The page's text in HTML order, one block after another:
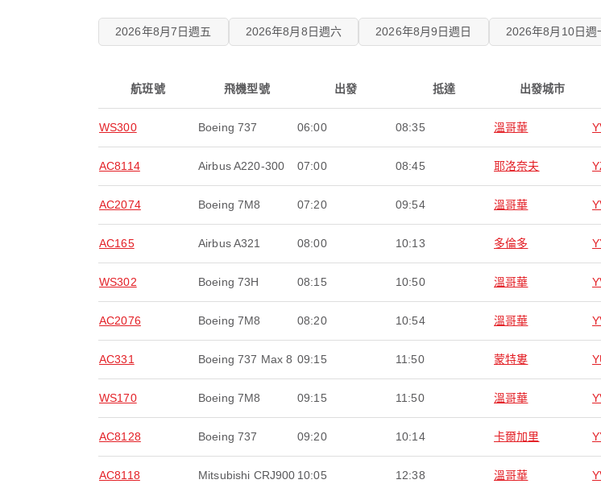
2026年8月7日週五 2026年8月8日週六 2026年8月9日週日 2026年8月10日週
航班號 飛機型號 出發 抵達 出發城市
WS300 Boeing 737 06:00 08:35 溫哥華
AC8114 Airbus A220-300 07:00 08:45 耶洛奈夫
AC2074 Boeing 7M8 07:20 09:54 溫哥華
AC165 Airbus A321 08:00 10:13 多倫多
WS302 Boeing 73H 08:15 10:50 溫哥華
AC2076 Boeing 7M8 08:20 10:54 溫哥華
AC331 Boeing 737 Max 8 09:15 11:50 蒙特婁
WS170 Boeing 7M8 09:15 11:50 溫哥華
AC8128 Boeing 737 09:20 10:14 卡爾加里
AC8118 Mitsubishi CRJ900 10:05 12:38 溫哥華